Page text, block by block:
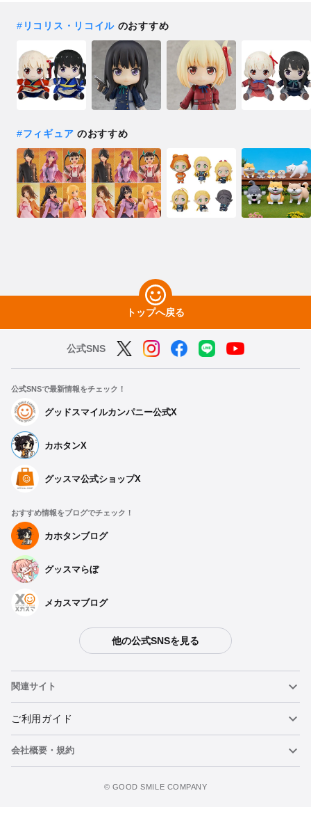
# リコリス・リコイル のおすすめ
#フィギュア のおすすめ
トップへ戻る
公式SNS
公式SNSで最新情報をチェック！
グッドスマイルカンパニー公式X
カホタンX
グッスマ公式ショップX
おすすめ情報をブログでチェック！
カホタンブログ
グッスマらぼ
メカスマブログ
他の公式SNSを見る
関連サイト
ねんどろいど
ねんどろいどフェイスメーカー
ご利用ガイド
重要なお知らせ
会社概要・規約
©️ GOOD SMILE COMPANY